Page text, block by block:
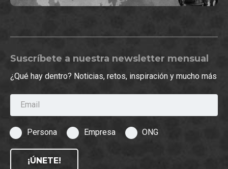
Suscríbete a nuestra newsletter mensual
¿Qué hay dentro? Noticias, retos, inspiración y mucho más
Email
Persona Empresa ONG
¡ÚNETE!